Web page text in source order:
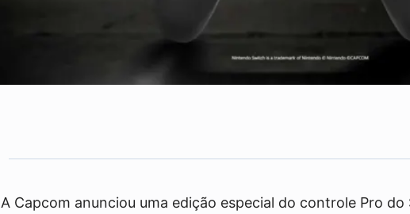
A Capcom anunciou uma edição especial do controle Pro